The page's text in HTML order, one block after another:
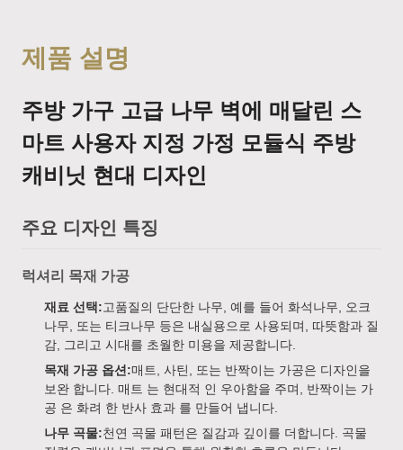
제품 설명
주방 가구 고급 나무 벽에 매달린 스
마트 사용자 지정 가정 모듈식 주방
캐비닛 현대 디자인
주요 디자인 특징
럭셔리 목재 가공
재료 선택:고품질의 단단한 나무, 예를 들어 화석나무, 오크
나무, 또는 티크나무 등은 내실용으로 사용되며, 따뜻함과 질
감, 그리고 시대를 초월한 미용을 제공합니다.
목재 가공 옵션:매트, 사틴, 또는 반짝이는 가공은 디자인을
보완 합니다. 매트 는 현대적 인 우아함을 주며, 반짝이는 가
공 은 화려 한 반사 효과 를 만들어 냅니다.
나무 곡물:천연 곡물 패턴은 질감과 깊이를 더합니다. 곡물